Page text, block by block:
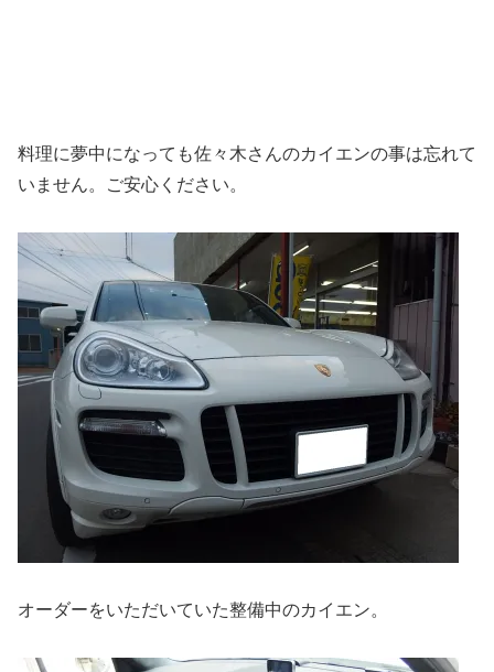
料理に夢中になっても佐々木さんのカイエンの事は忘れて
いません。ご安心ください。
オーダーをいただいていた整備中のカイエン。